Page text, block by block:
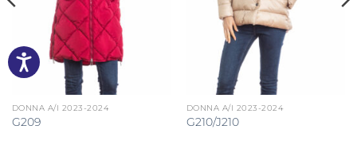
DONNA A/I 2023-2024
G209
DONNA A/I 2023-2024
G210/J210